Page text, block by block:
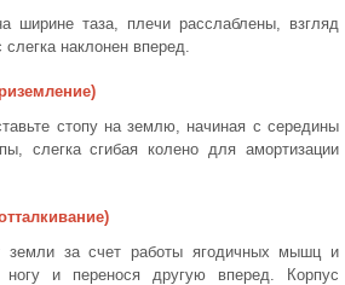
ширине таза, плечи расслаблены, взгляд
наклонен вперед.
стопу на землю, начиная с середины
слегка сгибая колено для амортизации
земли за счет работы ягодичных мышц и
ногу и перенося другую вперед. Корпус